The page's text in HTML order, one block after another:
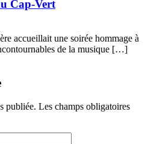
Cap-Vert
accueillait une soirée hommage à
de la musique […]
publiée. Les champs obligatoires